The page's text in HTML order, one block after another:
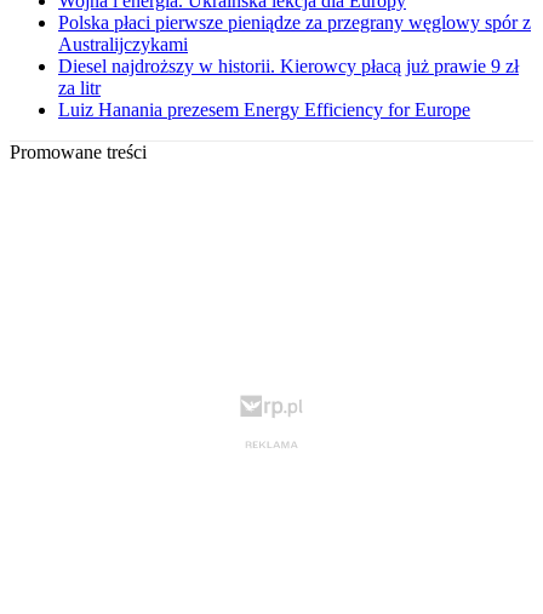
Polska płaci pierwsze pieniądze za przegrany węglowy spór z
Australijczykami
Diesel najdroższy w historii. Kierowcy płacą już prawie 9 zł
za litr
Luiz Hanania prezesem Energy Efficiency for Europe
Promowane treści